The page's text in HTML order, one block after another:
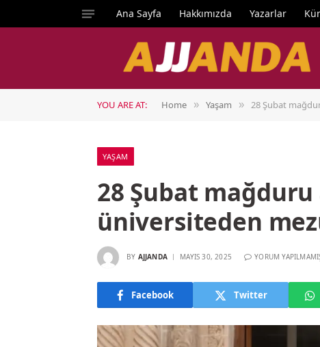
Ana Sayfa Hakkımızda Yazarlar
YOU ARE AT: Home » Yaşam » 28 Şubat
YAŞAM
28 Şubat mağduru
üniversiteden
BY AJJANDA MAYIS 30, 2025 YORUM
Facebook Twitter